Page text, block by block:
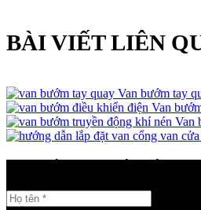
BÀI VIẾT LIÊN
Van bướm tay
Van
Van